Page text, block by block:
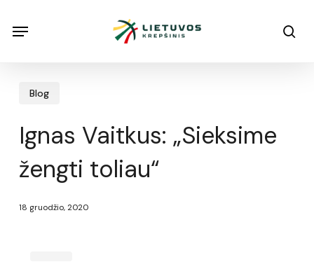
Menu
Blog
Ignas Vaitkus: „Sieksime
žengti toliau“
18 gruodžio, 2020